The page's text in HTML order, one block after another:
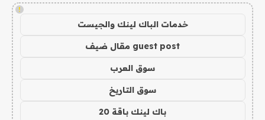
!
خدمات الباك لينك والجيست
guest post مقال ضيف
سوق العرب
سوق التاريخ
باك لينك باقة 20